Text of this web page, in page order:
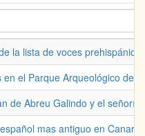
la lista de voces
en el Parque Arqueológico de
de Abreu Galindo y el señorío
mas antiguo en